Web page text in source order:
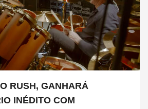
RUSH, GANHARÁ
INÉDITO COM